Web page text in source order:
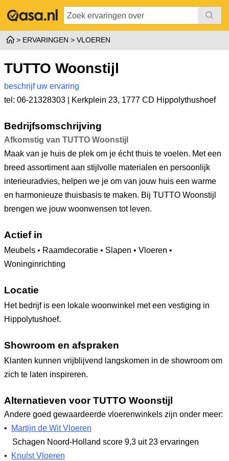
ERVARINGEN VLOEREN
TUTTO Woonstijl
beschrijf uw ervaring
tel: 06-21328303 |
Kerkplein 23, 1777 CD Hippolythushoef
Bedrijfsomschrijving
Afkomstig van TUTTO Woonstijl
Maak van je huis de plek om je écht thuis te voelen. Met een
breed assortiment aan stijlvolle materialen en persoonlijk
interieuradvies, helpen we je om van jouw huis een warme
en harmonieuze thuisbasis te maken. Bij TUTTO Woonstijl
brengen we jouw woonwensen tot leven.
Actief in
Meubels • Raamdecoratie • Slapen • Vloeren •
Woninginrichting
Locatie
Het bedrijf is een lokale woonwinkel met een vestiging in
Hippolytushoef.
Showroom en afspraken
Klanten kunnen vrijblijvend langskomen in de showroom om
zich te laten inspireren.
Alternatieven voor TUTTO Woonstijl
Andere goed gewaardeerde vloerenwinkels zijn onder meer:
•
Martijn de Wit Vloeren
Schagen Noord-Holland score 9,3 uit 23 ervaringen
•
Knulst Vloeren